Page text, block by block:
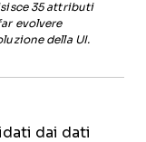
35 attributi
evolvere
della UI.
dai dati